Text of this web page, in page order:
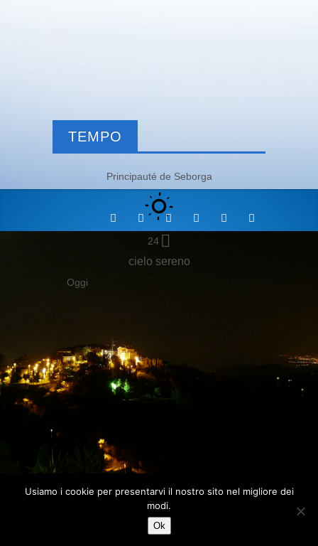
TEMPO
Principauté de Seborga
24
cielo sereno
Oggi
CONTATTI
ITALIANO
Usiamo i cookie per presentarvi il nostro sito nel migliore dei
modi.
Ok